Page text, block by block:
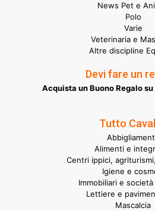
News Pet e
Polo
Varie
Veterinaria e
Altre discipline
Devi fare un
Acquista un Buono Regalo
Tutto
Alimenti e
Centri ippici,
Igiene e
Immobiliari e
Lettiere e
Mascalcia